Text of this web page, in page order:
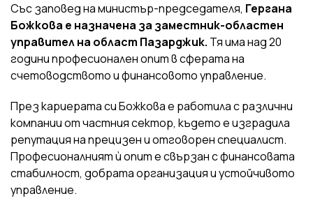
Със заповед на министър-председателя, Гергана
Божкова е назначена за заместник-областен
управител на област Пазарджик. Тя има над 20
години професионален опит в сферата на
счетоводството и финансовото управление.
През кариерата си Божкова е работила с различни
компании от частния сектор, където е изградила
репутация на прецизен и отговорен специалист.
Професионалният ѝ опит е свързан с финансовата
стабилност, добрата организация и устойчивото
управление.